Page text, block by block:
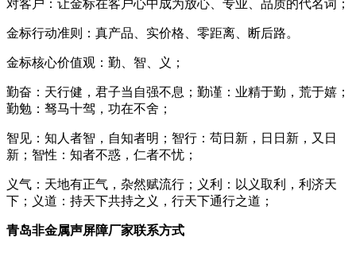
对客户：让金标在客户心中成为放心、专业、品质的代名词；
金标行动准则：真产品、实价格、零距离、断后路。
金标核心价值观：勤、智、义；
勤奋：天行健，君子当自强不息；勤谨：业精于勤，荒于嬉；
勤勉：驽马十驾，功在不舍；
智见：知人者智，自知者明；智行：苟日新，日日新，又日
新；智性：知者不惑，仁者不忧；
义气：天地有正气，杂然赋流行；义利：以义取利，利济天
下；义道：持天下共持之义，行天下通行之道；
青岛非金属声屏障厂家联系方式